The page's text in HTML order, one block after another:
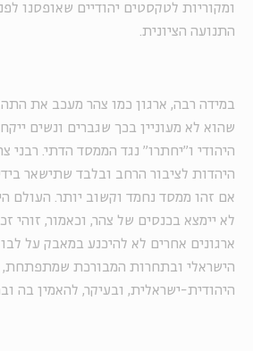
ומקוריות לטקסטים יהודיים שאופסנו
התנועה הציונית.
במידה רבה, ארגון כמו צהר מעכב את
שהוא לא מעוניין בכך שגברים ונשים
היהודי ו"יחתרו" נגד הממסד הדתי. רבני
היהדות לציבור הרחב ובלבד שתישאר
אם זהו ממסד נחמד וקשוב יותר. העולם
לא יימצא בכנסים של צהר, וכאמור, זוהי
ארגונים אחרים לא להיכנע במאבק על
הישראלי ובתחרות המבורכת שמתפתחת,
היהודית-ישראלית, ובעיקר, להאמין בה